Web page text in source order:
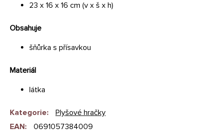
23 x 16 x 16 cm (v x š x h)
Obsahuje
šňůrka s přísavkou
Materiál
látka
Kategorie:
Plyšové hračky
EAN:
0691057384009